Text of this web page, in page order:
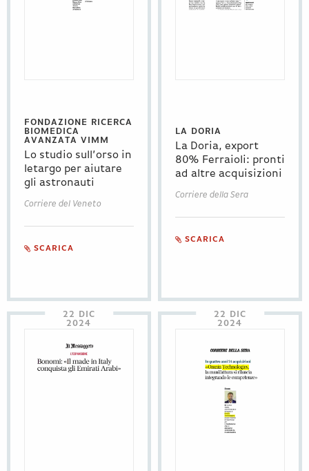
FONDAZIONE RICERCA
BIOMEDICA
AVANZATA VIMM
Lo studio sull’orso in
letargo per aiutare
gli astronauti
Corriere del Veneto
SCARICA
LA DORIA
La Doria, export
80% Ferraioli: pronti
ad altre acquisizioni
Corriere della Sera
SCARICA
22 DIC
2024
22 DIC
2024